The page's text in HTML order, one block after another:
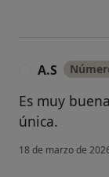
A.S
Es muy
única.
18 de marzo de